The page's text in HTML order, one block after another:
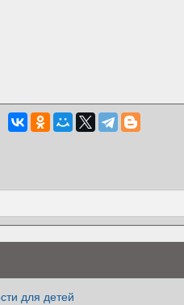
для детей